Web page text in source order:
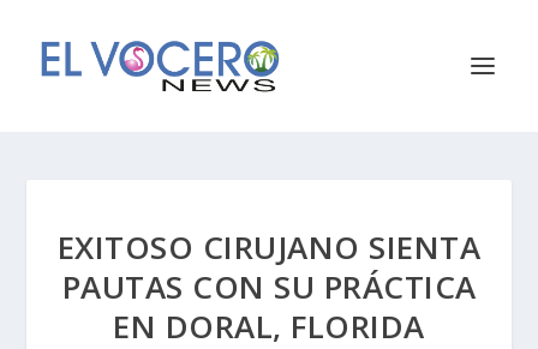
EXITOSO CIRUJANO SIENTA
PAUTAS CON SU PRÁCTICA
EN DORAL, FLORIDA